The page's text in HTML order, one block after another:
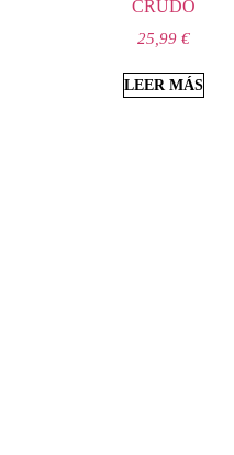
CRUDO
25,99€
LEER MÁS